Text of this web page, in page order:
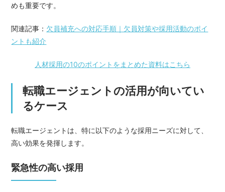
めも重要です。
関連記事： 欠員補充への対応手順｜欠員対策や採用活動のポイ
ントも紹介
人材採用の10のポイントをまとめた資料はこちら
転職エージェントの活用が向いてい
るケース
転職エージェントは、特に以下のような採用ニーズに対して、
高い効果を発揮します。
緊急性の高い採用